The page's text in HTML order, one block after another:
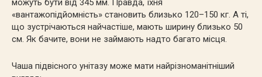
«вантажопідйомність» становить близько 120–150 кг. А ті,
що зустрічаються найчастіше, мають ширину близько 50
см. Як бачите, вони не займають надто багато місця.
Чаша підвісного унітазу може мати найрізноманітніший